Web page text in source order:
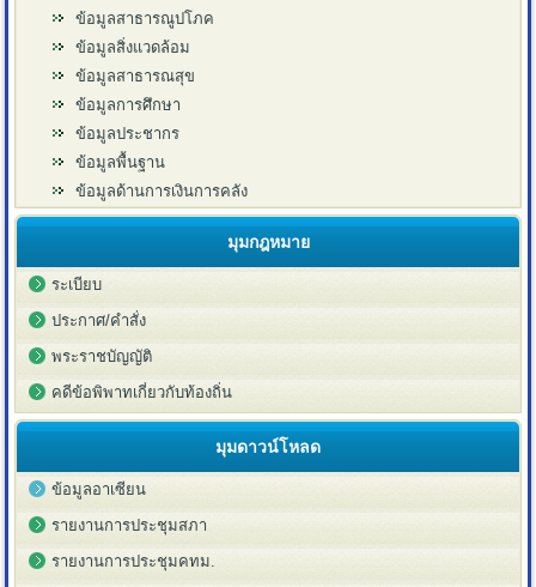
ข้อมูลสาธารณูปโภค
ข้อมูลสิ่งแวดล้อม
ข้อมูลสาธารณสุข
ข้อมูลการศึกษา
ข้อมูลประชากร
ข้อมูลพื้นฐาน
ข้อมูลด้านการเงินการคลัง
มุมกฎหมาย
ระเบียบ
ประกาศ/คำสั่ง
พระราชบัญญัติ
คดีข้อพิพาทเกี่ยวกับท้องถิ่น
มุมดาวน์โหลด
ข้อมูลอาเซียน
รายงานการประชุมสภา
รายงานการประชุมคทม.